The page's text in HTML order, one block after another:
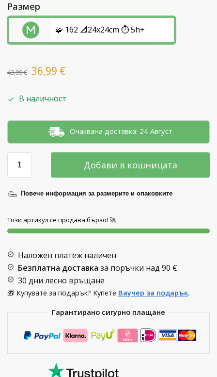
Размер
🧩 162 📐24x24cm ⏱️ 5h+
43,99€ 36,99 €
В наличност
Очаквана доставка: 24 Август
Добави в кошницата
Повече информация за размерите и опаковките
Този артикул се продава бързо! 🚀
Наложен платеж наличен
Безплатна доставка за поръчки над 90 €
30 дни лесно връщане
🎁 Купувате за подарък? Купете Ваучер за подарък.
Гарантирано сигурно плащане